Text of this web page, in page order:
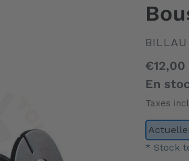
Prix
normal
€12,00
En
Taxes
* Stock